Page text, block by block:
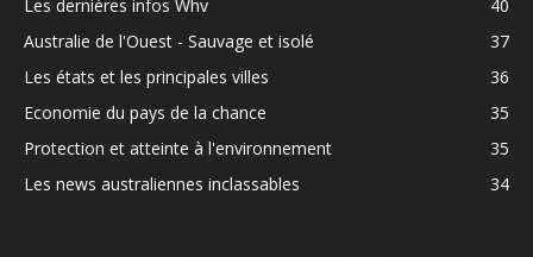
Les dernières infos Whv
40
Australie de l'Ouest - Sauvage et isolé
37
Les états et les principales villes
36
Economie du pays de la chance
35
Protection et atteinte à l'environnement
35
Les news australiennes inclassables
34